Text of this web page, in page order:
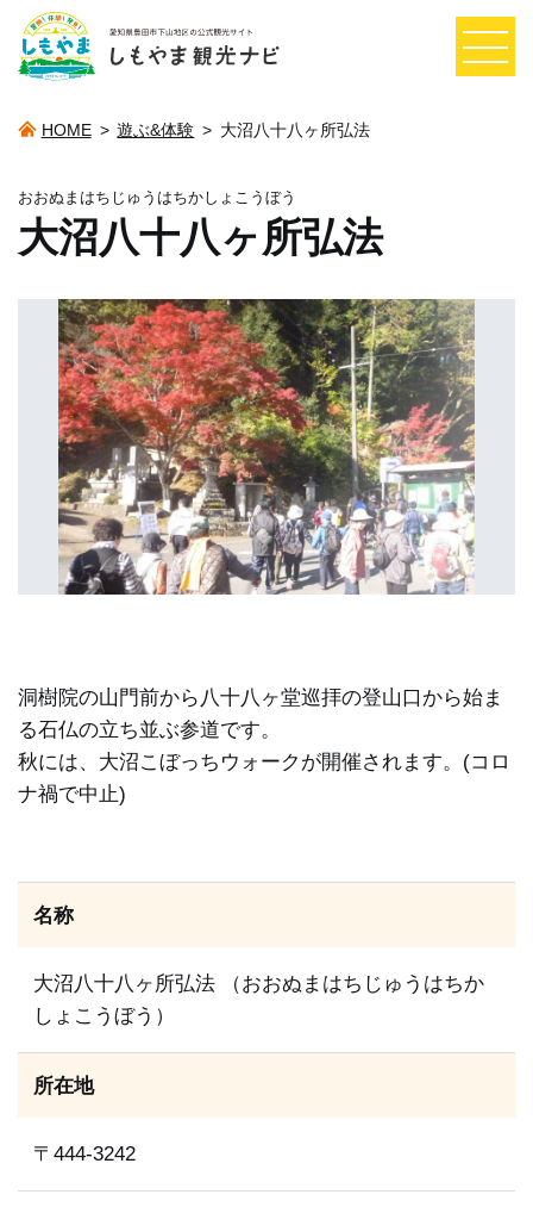
HOME > 遊ぶ&体験 > 大沼八十八ヶ所弘法
おおぬまはちじゅうはちかしょこうぼう
大沼八十八ヶ所弘法
洞樹院の山門前から八十八ヶ堂巡拝の登山口から始ま
る石仏の立ち並ぶ参道です。
秋には、大沼こぼっちウォークが開催されます。(コロ
ナ禍で中止)
名称
大沼八十八ヶ所弘法 （おおぬまはちじゅうはちか
しょこうぼう）
所在地
〒444-3242